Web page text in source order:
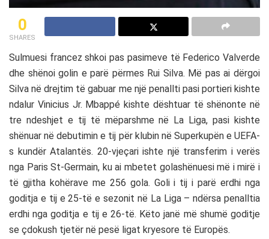
0
SHARES
Sulmuesi francez shkoi pas pasimeve të Federico Valverde
dhe shënoi golin e parë përmes Rui Silva. Më pas ai dërgoi
Silva në drejtim të gabuar me një penallti pasi portieri kishte
ndalur Vinicius Jr. Mbappé kishte dështuar të shënonte në
tre ndeshjet e tij të mëparshme në La Liga, pasi kishte
shënuar në debutimin e tij për klubin në Superkupën e UEFA-
s kundër Atalantës. 20-vjeçari ishte një transferim i verës
nga Paris St-Germain, ku ai mbetet golashënuesi më i mirë i
të gjitha kohërave me 256 gola. Goli i tij i parë erdhi nga
goditja e tij e 25-të e sezonit në La Liga – ndërsa penalltia
erdhi nga goditja e tij e 26-të. Këto janë më shumë goditje
se çdokush tjetër në pesë ligat kryesore të Europës.